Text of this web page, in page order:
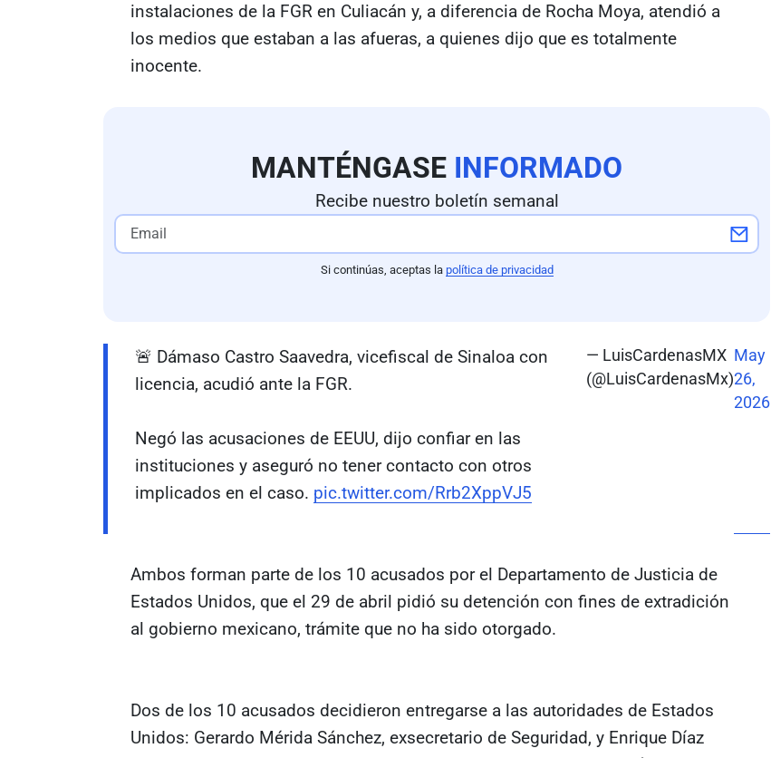
instalaciones de la FGR en Culiacán y, a diferencia de Rocha Moya, atendió a
los medios que estaban a las afueras, a quienes dijo que es totalmente
inocente.
MANTÉNGASE INFORMADO
Recibe nuestro boletín semanal
Si continúas, aceptas la política de privacidad
🚨 Dámaso Castro Saavedra, vicefiscal de Sinaloa con
licencia, acudió ante la FGR.
Negó las acusaciones de EEUU, dijo confiar en las
instituciones y aseguró no tener contacto con otros
implicados en el caso. pic.twitter.com/Rrb2XppVJ5
— LuisCardenasMX
(@LuisCardenasMx)
May
26,
2026
Ambos forman parte de los 10 acusados por el Departamento de Justicia de
Estados Unidos, que el 29 de abril pidió su detención con fines de extradición
al gobierno mexicano, trámite que no ha sido otorgado.
Dos de los 10 acusados decidieron entregarse a las autoridades de Estados
Unidos: Gerardo Mérida Sánchez, exsecretario de Seguridad, y Enrique Díaz